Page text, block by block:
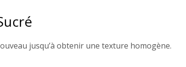
jusqu’à obtenir une texture homogène.